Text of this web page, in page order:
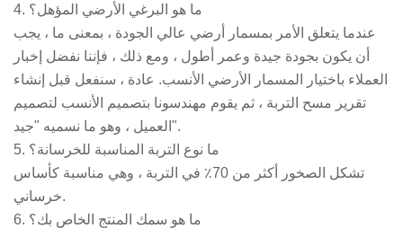
4. ما هو البرغي الأرضي المؤهل؟
عندما يتعلق الأمر بمسمار أرضي عالي الجودة ، بمعنى ما ، يجب
أن يكون بجودة جيدة وعمر أطول ، ومع ذلك ، فإننا نفضل إخبار
العملاء باختيار المسمار الأرضي الأنسب. عادة ، سنفعل قبل إنشاء
تقرير مسح التربة ، ثم يقوم مهندسونا بتصميم الأنسب لتصميم
العميل ، وهو ما نسميه "جيد".
5. ما نوع التربة المناسبة للخرسانة؟
تشكل الصخور أكثر من 70٪ في التربة ، وهي مناسبة كأساس
خرساني.
6. ما هو سمك المنتج الخاص بك؟